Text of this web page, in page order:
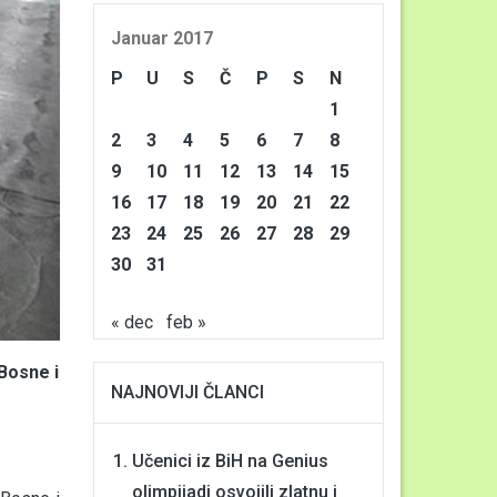
i
Januar 2017
P
U S Č P S
N
1
2
3 4 5 6 7
8
9
10 11 12 13 14
15
16
17 18 19 20 21
22
23
24 25 26 27 28
29
30
31
« dec feb »
NAJNOVIJI ČLANCI
Učenici iz BiH na Genius
olimpijadi osvojili zlatnu i